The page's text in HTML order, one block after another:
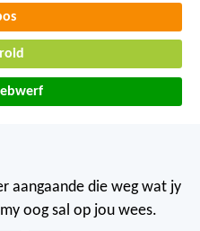
aangaande die weg wat jy
oog sal op jou wees.